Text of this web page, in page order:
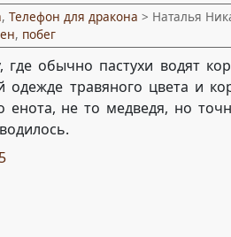
,Телефон для дракона > Наталья
, побег
обычно пастухи водят
одежде травяного цвета и
енота, не то медведя, но